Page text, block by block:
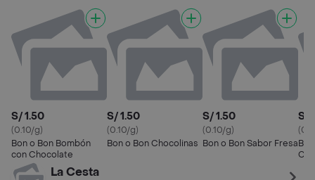
S/ 1.50
(0.10/g)
Bon o Bon Bombón
con Chocolate
S/ 1.50
(0.10/g)
Bon o Bon Chocolinas
S/ 1.50
(0.10/g)
Bon o Bon Sabor Fresa
S/
La Cesta